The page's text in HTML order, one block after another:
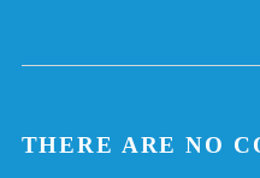
THERE ARE NO